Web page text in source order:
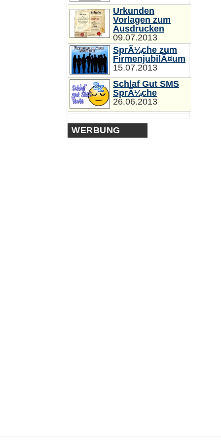
Urkunden
Vorlagen zum
Ausdrucken
09.07.2013
SprÃ¼che zum
FirmenjubilÃ¤um
15.07.2013
Schlaf Gut SMS
SprÃ¼che
26.06.2013
WERBUNG